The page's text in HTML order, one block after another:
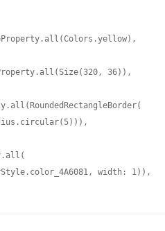
36)),
和宽度
width: 1)),